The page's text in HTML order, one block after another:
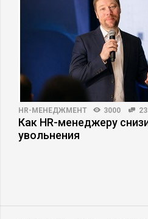
HR-МЕНЕДЖМЕНТ 3000 23
Как HR-менеджеру
увольнения